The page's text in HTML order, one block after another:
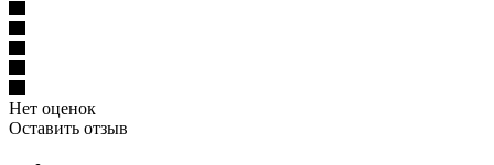
Нет оценок
Оставить отзыв